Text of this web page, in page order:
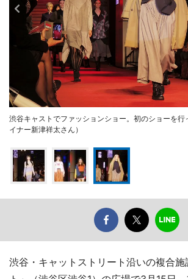
渋谷キャストでファッションショー。初のショーを
イナー新津祥太さん）
渋谷・キャットストリート沿いの複合施